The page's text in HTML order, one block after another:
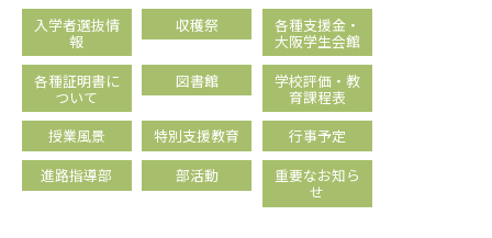
入学者選抜情
報
収穫祭 各種支援金・
大阪学生会館
各種証明書に
ついて
図書館 学校評価・教
育課程表
授業風景
特別支援教育
行事予定
進路指導部
部活動 重要なお知ら
せ